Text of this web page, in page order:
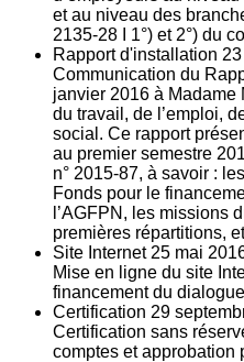
et au niveau des
2135‐28 I 1°) et 2°) du
Rapport d'installation 23
Communication du
janvier 2016 à Madame
du travail, de l’emploi,
social. Ce rapport
au premier semestre
n° 2015-87, à savoir :
Fonds pour le
l’AGFPN, les missions
premières répartitions,
Site Internet 25 mai
Mise en ligne du site
financement du
Certification 29
Certification sans
comptes et approbation